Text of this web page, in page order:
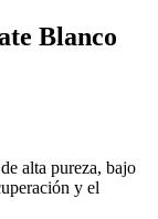
Blanco
alta pureza, bajo
y el